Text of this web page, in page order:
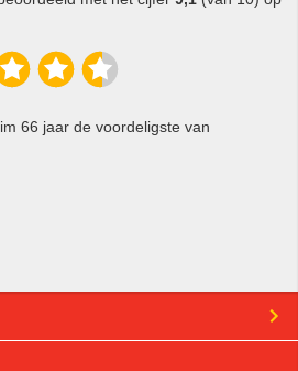
66 jaar de voordeligste van